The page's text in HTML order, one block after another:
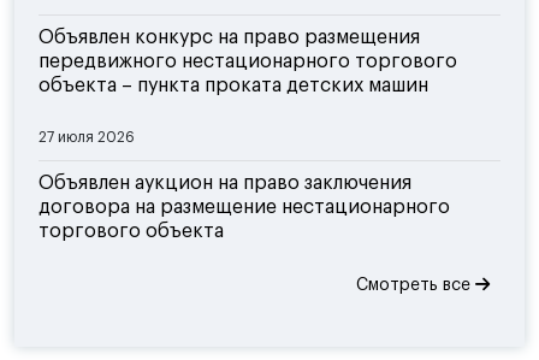
Объявлен конкурс на право размещения
передвижного нестационарного торгового
объекта – пункта проката детских машин
27 июля 2026
Объявлен аукцион на право заключения
договора на размещение нестационарного
торгового объекта
Смотреть все